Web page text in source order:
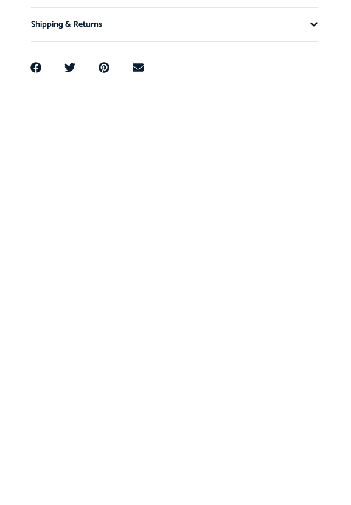
Shipping & Returns